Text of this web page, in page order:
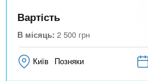
Вартість
В місяць: 2 500 грн
Київ Позняки